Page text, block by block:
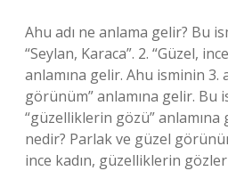
Ahu adı ne anlama gelir? Bu
“Seylan, Karaca”. 2. “Güzel,
anlamına gelir. Ahu isminin 3.
görünüm” anlamına gelir. Bu
“güzelliklerin gözü” anlamına
nedir? Parlak ve güzel
ince kadın, güzelliklerin